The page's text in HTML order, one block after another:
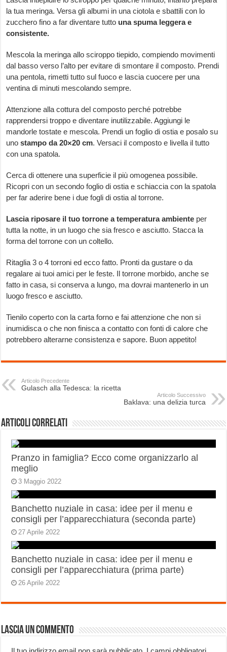
la tua meringa. Versa gli albumi in una ciotola e sbattili con lo
zucchero fino a far diventare tutto una spuma leggera e
consistente.
Mescola la meringa allo sciroppo tiepido, compiendo movimenti
dal basso verso l’alto per evitare di smontare il composto. Prendi
una pentola, rimetti tutto sul fuoco e lascia cuocere per una
ventina di minuti mescolando sempre.
Attenzione alla cottura del composto perché potrebbe
rapprendersi troppo e diventare inutilizzabile. Aggiungi le
mandorle tostate e mescola. Prendi un foglio di ostia e posalo su
unostampo da 20×20 cm. Versaci il composto e livella il tutto
con una spatola.
Cerca di ottenere una superficie il più omogenea possibile.
Ricopri con un secondo foglio di ostia e schiaccia con la spatola
per far aderire bene i due fogli di ostia al torrone.
Lascia riposare il tuo torrone a temperatura ambiente per
tutta la notte, in un luogo che sia fresco e asciutto. Stacca la
forma del torrone con un coltello.
Ritaglia 3 o 4 torroni ed ecco fatto. Pronti da gustare o da
regalare ai tuoi amici per le feste. Il torrone morbido, anche se
fatto in casa, si conserva a lungo, ma dovrai mantenerlo in un
luogo fresco e asciutto.
Tienilo coperto con la carta forno e fai attenzione che non si
inumidisca o che non finisca a contatto con fonti di calore che
potrebbero alterarne consistenza e sapore. Buon appetito!
Articolo Precedente
Gulasch alla Tedesca: la ricetta
Articolo Successivo
Baklava: una delizia turca
Articoli correlati
Pranzo in famiglia? Ecco come organizzarlo al
meglio
3 Maggio 2022
Banchetto nuziale in casa: idee per il menu e
consigli per l’apparecchiatura (seconda parte)
27 Aprile 2022
Banchetto nuziale in casa: idee per il menu e
consigli per l’apparecchiatura (prima parte)
26 Aprile 2022
Lascia un commento